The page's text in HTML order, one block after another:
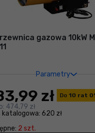
gazowa 10kW
Parametry
Do 10 rat 0
katalogowa: 620 zł
,99 zł
474,79 zł
2 szt.